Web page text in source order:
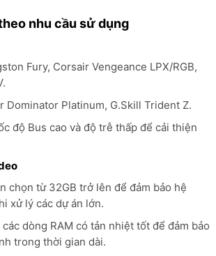
nhu cầu sử dụng
Fury, Corsair Vengeance LPX/RGB,
Dominator Platinum, G.Skill Trident Z.
độ Bus cao và độ trễ thấp để cải thiện
chọn từ 32GB trở lên để đảm bảo hệ
xử lý các dự án lớn.
dòng RAM có tản nhiệt tốt để đảm bảo
trong thời gian dài.